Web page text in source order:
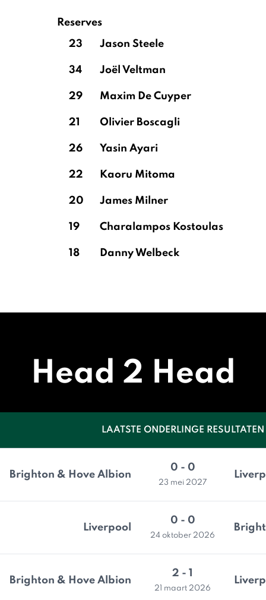
Reserves
23
Jason Steele
34 Joël Veltman
29 Maxim De Cuyper
21 Olivier Boscagli
26 Yasin Ayari
22 Kaoru Mitoma
20 James Milner
19 Charalampos Kostoulas
18 Danny Welbeck
Head 2 Head
LAATSTE ONDERLINGE RESULTATEN
Brighton & Hove Albion
0 - 0
23 mei 2027
Liverpool
0 - 0
24 oktober 2026
Brighton & Hove Albion
2 - 1
21 maart 2026